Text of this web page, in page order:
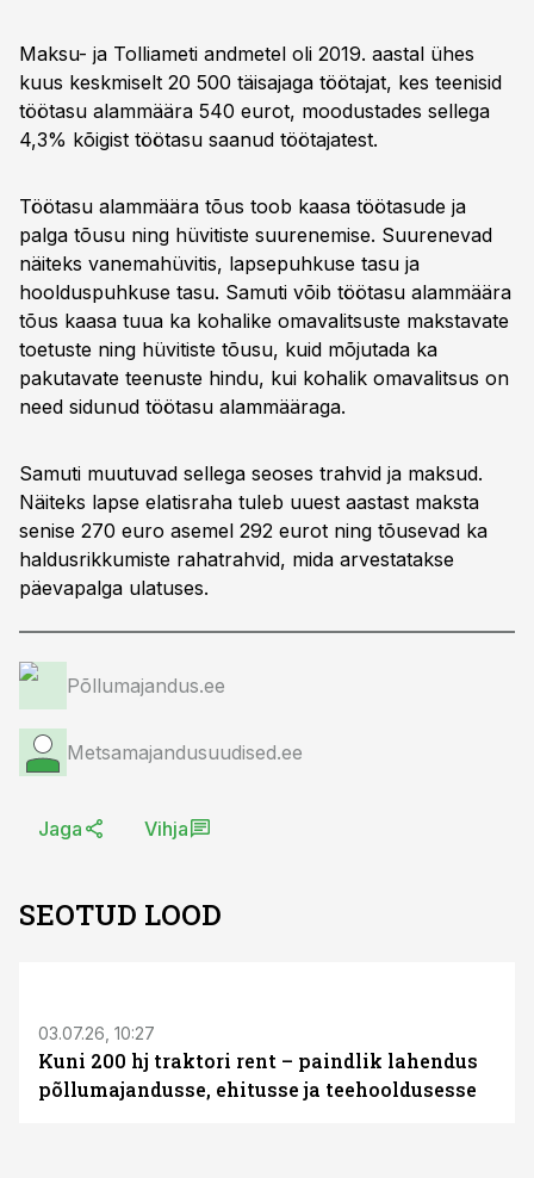
Maksu- ja Tolliameti andmetel oli 2019. aastal ühes
kuus keskmiselt 20 500 täisajaga töötajat, kes teenisid
töötasu alammäära 540 eurot, moodustades sellega
4,3% kõigist töötasu saanud töötajatest.
Töötasu alammäära tõus toob kaasa töötasude ja
palga tõusu ning hüvitiste suurenemise. Suurenevad
näiteks vanemahüvitis, lapsepuhkuse tasu ja
hoolduspuhkuse tasu. Samuti võib töötasu alammäära
tõus kaasa tuua ka kohalike omavalitsuste makstavate
toetuste ning hüvitiste tõusu, kuid mõjutada ka
pakutavate teenuste hindu, kui kohalik omavalitsus on
need sidunud töötasu alammääraga.
Samuti muutuvad sellega seoses trahvid ja maksud.
Näiteks lapse elatisraha tuleb uuest aastast maksta
senise 270 euro asemel 292 eurot ning tõusevad ka
haldusrikkumiste rahatrahvid, mida arvestatakse
päevapalga ulatuses.
Põllumajandus.ee
Metsamajandusuudised.ee
Jaga Vihja
SEOTUD LOOD
03.07.26, 10:27
Kuni 200 hj traktori rent – paindlik lahendus
põllumajandusse, ehitusse ja teehooldusesse